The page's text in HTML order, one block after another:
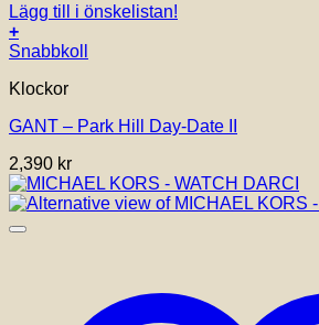
Lägg till i önskelistan!
+
Snabbkoll
Klockor
GANT – Park Hill Day-Date II
2,390 kr